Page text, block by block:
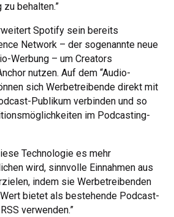
behalten.”
Spotify sein bereits
Network – der sogenannte neue
Werbung – um Creators
nutzen. Auf dem “Audio-
sich Werbetreibende direkt mit
Publikum verbinden und so
im Podcasting-
Technologie es mehr
wird, sinnvolle Einnahmen aus
indem sie Werbetreibenden
bietet als bestehende Podcast-
verwenden.”